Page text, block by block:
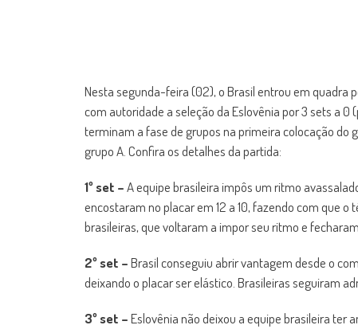
Nesta segunda-feira (02), o Brasil entrou em quadra
com autoridade a seleção da Eslovênia por 3 sets a 0
terminam a fase de grupos na primeira colocação do
grupo A. Confira os detalhes da partida:
1º set –A equipe brasileira impôs um ritmo
encostaram no placar em 12 a 10, fazendo com que
brasileiras, que voltaram a impor seu ritmo e
2º set –Brasil conseguiu abrir vantagem desde o
deixando o placar ser elástico. Brasileiras seguiram
3º set –Eslovênia não deixou a equipe brasileira ter